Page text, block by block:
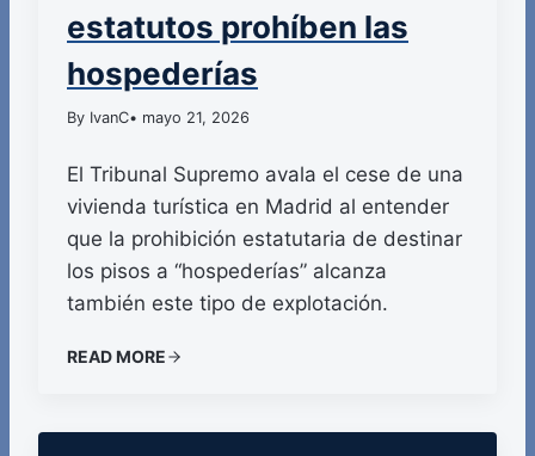
estatutos prohíben las
hospederías
By IvanC• mayo 21, 2026
El Tribunal Supremo avala el cese de una
vivienda turística en Madrid al entender
que la prohibición estatutaria de destinar
los pisos a “hospederías” alcanza
también este tipo de explotación.
READ MORE